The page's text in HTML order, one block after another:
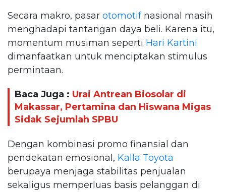
Secara makro, pasar otomotifnasional masih
menghadapi tantangan daya beli. Karena itu,
momentum musiman seperti Hari Kartini
dimanfaatkan untuk menciptakan stimulus
permintaan.
Baca Juga : Urai Antrean Biosolar di
Makassar, Pertamina dan Hiswana Migas
Sidak Sejumlah SPBU
Dengan kombinasi promo finansial dan
pendekatan emosional, Kalla Toyota
berupaya menjaga stabilitas penjualan
sekaligus memperluas basis pelanggan di